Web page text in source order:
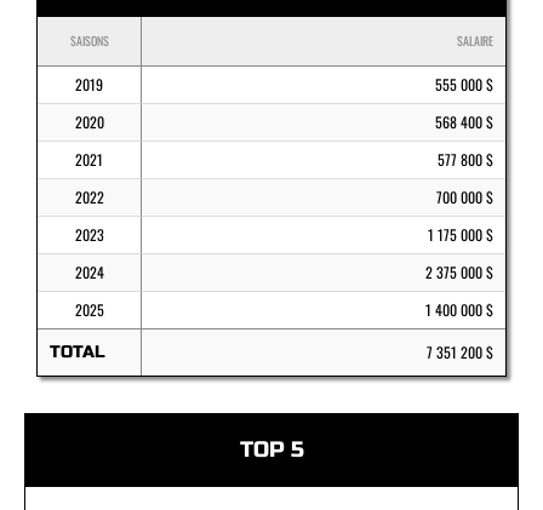
SAISONS SALAIRE
2019
555 000 $
2020
568 400 $
2021
577 800 $
2022
700 000 $
2023
1 175 000 $
2024
2 375 000 $
2025
1 400 000 $
TOTAL 7 351 200 $
TOP 5